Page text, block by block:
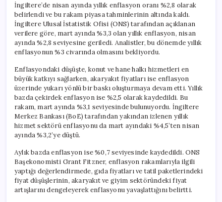
Beklentilerin
Altında
Kaldı:
%2,8
İngiltere’de nisan ayında yıllık enflasyon oranı %2,8 olarak
belirlendi ve bu rakam piyasa tahminlerinin altında kaldı.
İngiltere Ulusal İstatistik Ofisi (ONS) tarafından açıklanan
verilere göre, mart ayında %3,3 olan yıllık enflasyon, nisan
ayında %2,8 seviyesine geriledi. Analistler, bu dönemde yıllık
enflasyonun %3 civarında olmasını bekliyordu.
Enflasyondaki düşüşte, konut ve hane halkı hizmetleri en
büyük katkıyı sağlarken, akaryakıt fiyatları ise enflasyon
üzerinde yukarı yönlü bir baskı oluşturmaya devam etti. Yıllık
bazda çekirdek enflasyon ise %2,5 olarak kaydedildi. Bu
rakam, mart ayında %3,1 seviyesinde bulunuyordu. İngiltere
Merkez Bankası (BoE) tarafından yakından izlenen yıllık
hizmet sektörü enflasyonu da mart ayındaki %4,5’ten nisan
ayında %3,2’ye düştü.
Aylık bazda enflasyon ise %0,7 seviyesinde kaydedildi. ONS
Başekonomisti Grant Fitzner, enflasyon rakamlarıyla ilgili
yaptığı değerlendirmede, gıda fiyatları ve tatil paketlerindeki
fiyat düşüşlerinin, akaryakıt ve giyim sektöründeki fiyat
artışlarını dengeleyerek enflasyonu yavaşlattığını belirtti.